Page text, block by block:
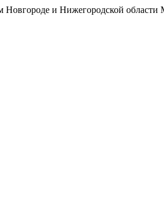
и Нижегородской области